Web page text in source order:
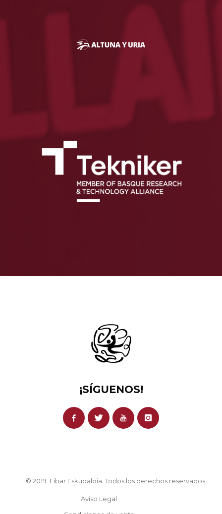
¡SÍGUENOS!
© 2019. Eibar Eskubaloia. Todos los derechos reservados.
Aviso Legal